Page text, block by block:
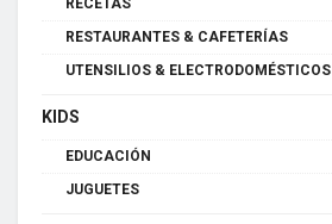
RESTAURANTES & CAFETERÍAS
UTENSILIOS & ELECTRODOMÉSTICOS
KIDS
EDUCACIÓN
JUGUETES